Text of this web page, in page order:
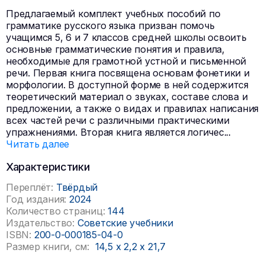
Предлагаемый комплект учебных пособий по
грамматике русского языка призван помочь
учащимся 5, 6 и 7 классов средней школы освоить
основные грамматические понятия и правила,
необходимые для грамотной устной и письменной
речи. Первая книга посвящена основам фонетики и
морфологии. В доступной форме в ней содержится
теоретический материал о звуках, составе слова и
предложении, а также о видах и правилах написания
всех частей речи с различными практическими
упражнениями. Вторая книга является логичес...
Читать далее
Характеристики
Переплёт: Твёрдый
Год издания: 2024
Количество страниц: 144
Издательство: Советские учебники
ISBN: 200-0-000185-04-0
Размер книги, см: 14,5 x 2,2 x 21,7